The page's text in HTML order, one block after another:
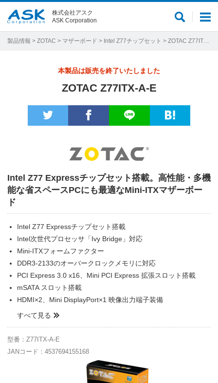
メ
ュ
サ
ト
株式会社アスク
ASK Corporation
製品情報 > ZOTAC > マザーボード > Intel Z77チップセット > ZOTAC Z77ITX-A-E
本製品は販売を終了いたしました
ZOTAC Z77ITX-A-E
Intel Z77 Expressチップセット搭載。高性能・多機
能な省スペースPCにも最適なMini-ITXマザーボー
ド
Intel Z77 Expressチップセット搭載
Intel次世代プロセッサ「Ivy Bridge」対応
Mini-ITXフォームファクター
DDR3-2133のオーバークロックメモリに対応
PCI Express 3.0 x16、Mini PCI Express 拡張スロット搭載
mSATA スロット搭載
HDMI×2、Mini DisplayPort×1 映像出力端子装備
すべて見る
型番：Z77ITX-A-E
JANコード：4537694155168